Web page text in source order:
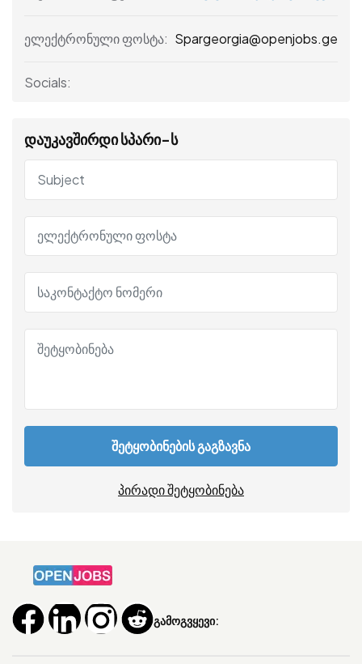
ელექტრონული ფოსტა: Spargeorgia@openjobs.ge
Socials:
დაუკავშირდი სპარი-ს
შეტყობინების გაგზავნა
პირადი შეტყობინება
გამოგვყევი: